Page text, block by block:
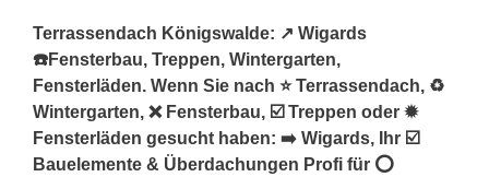
Terrassendach Königswalde: ↗️ Wigards
☎️Fensterbau, Treppen, Wintergarten,
Fensterläden. Wenn Sie nach ⭐ Terrassendach, ♻
Wintergarten, ❌ Fensterbau, ☑️ Treppen oder ✹
Fensterläden gesucht haben: ➡️ Wigards, Ihr ☑️
Bauelemente & Überdachungen Profi für ⭕